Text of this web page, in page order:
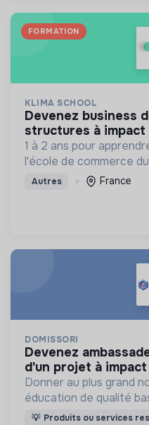
FORMATION
KLIMA SCHOOL
devenez business developper pour des
structures à impact
1 à 2 ans pour
l'école de commerce
Autres France
DOMISSORI
devenez ambassadeur / ambassadrice
d'un projet à
Donner au plus grand
éducation de qualité
Montessori et au
💡 Produits ou services